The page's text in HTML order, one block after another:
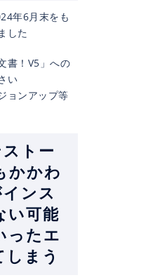
年6月末をも
した
書！V5」への
い
ョンアップ等
トー
かかわ
ンス
い可能
ったエ
まう